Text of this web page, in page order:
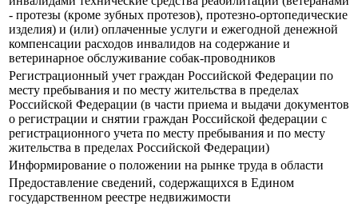
- протезы (кроме зубных протезов), протезно-ортопедические
изделия) и (или) оплаченные услуги и ежегодной денежной
компенсации расходов инвалидов на содержание и
ветеринарное обслуживание собак-проводников
Регистрационный учет граждан Российской Федерации по
месту пребывания и по месту жительства в пределах
Российской Федерации (в части приема и выдачи документов
о регистрации и снятии граждан Российской федерации с
регистрационного учета по месту пребывания и по месту
жительства в пределах Российской Федерации)
Информирование о положении на рынке труда в области
Предоставление сведений, содержащихся в Едином
государственном реестре недвижимости